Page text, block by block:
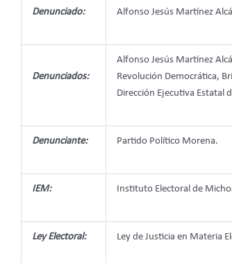
Denunciado: Alfonso Jesús Martínez
Denunciados:
Alfonso Jesús Martínez
Revolución Democrática,
Dirección Ejecutiva Estatal
Denunciante: Partido Político Morena.
IEM: Instituto Electoral de
Ley Electoral: Ley de Justicia en Materia